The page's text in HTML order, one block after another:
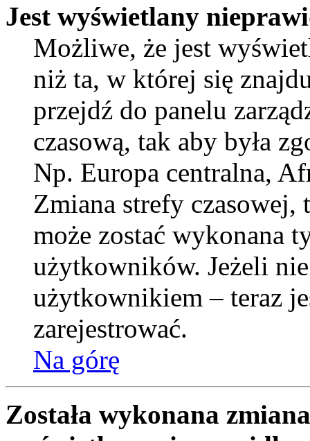
Jest wyświetlany
Możliwe, że jest
niż ta, w której się
przejdź do panelu
czasową, tak aby była
Np. Europa centralna,
Zmiana strefy
może zostać wykonana
użytkowników. Jeżeli
użytkownikiem – teraz
zarejestrować.
Na górę
Została wykonana